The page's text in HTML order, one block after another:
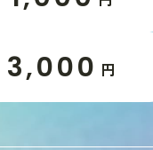
3,000 円